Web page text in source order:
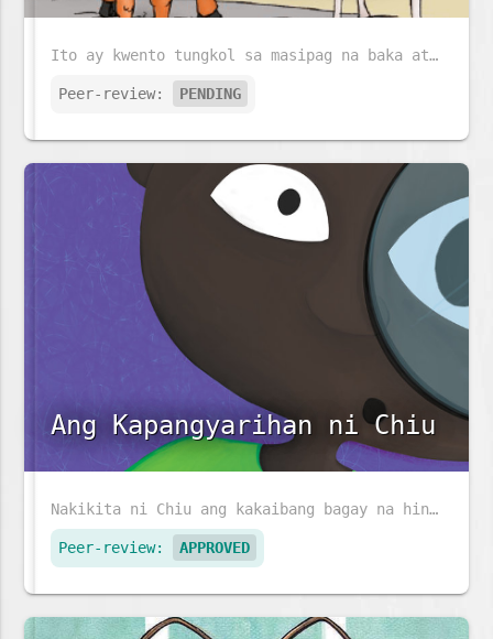
Ito ay kwento tungkol sa masipag na baka at matalinong Asno.
Peer-review: PENDING
Ang Kapangyarihan ni Chiu
Nakikita ni Chiu ang kakaibang bagay na hindi nakikita ng iba - lumilipad na sasakyang pangkalawakan at isdang lumalangoy sa pisara. Dinala ni Ajji si Chiu sa doktor ng mga mata upang malaman ang kanyang kapangyarihan sa mahika.
Peer-review: APPROVED